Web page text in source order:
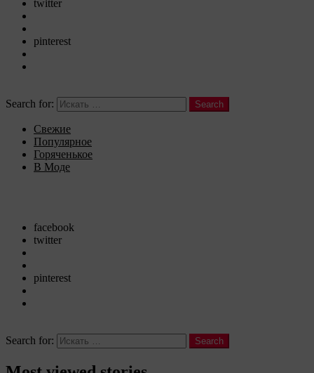
twitter
pinterest
Search for:
Search
Свежие
Популярное
Горяченькое
В Моде
facebook
twitter
pinterest
Search for:
Search